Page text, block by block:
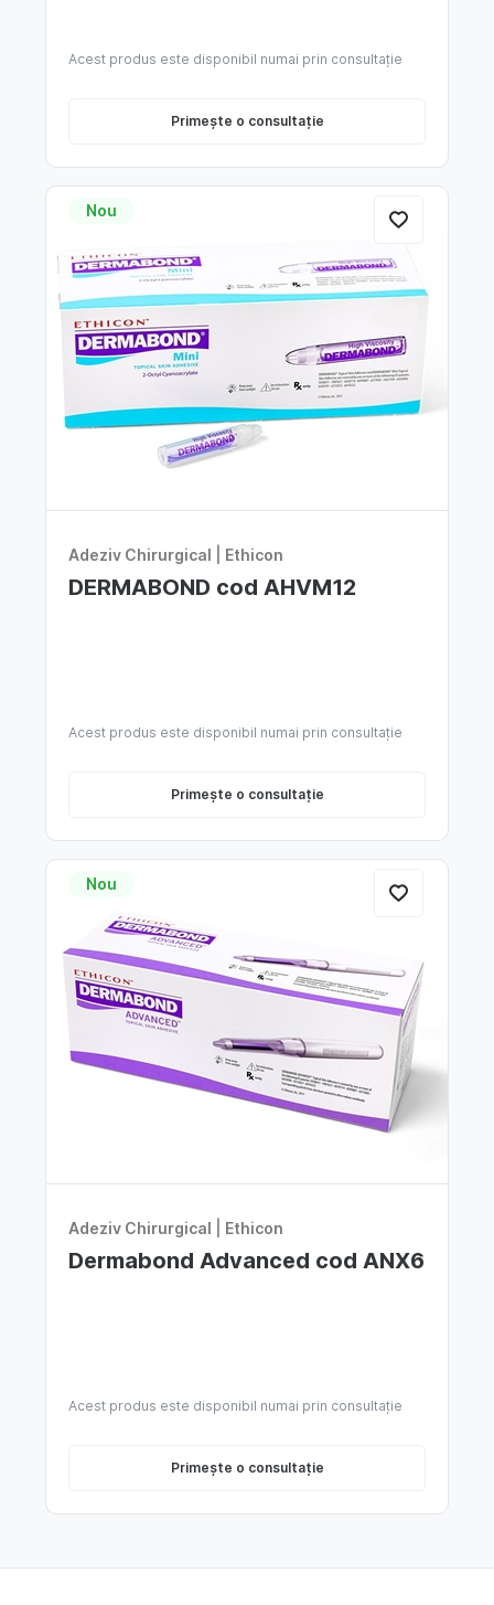
Acest produs este disponibil numai prin consultație
Primește o consultație
Nou
Adeziv Chirurgical Ethicon
DERMABOND cod AHVM12
Acest produs este disponibil numai prin consultație
Primește o consultație
Nou
Adeziv Chirurgical Ethicon
Dermabond Advanced cod ANX6
Acest produs este disponibil numai prin consultație
Primește o consultație